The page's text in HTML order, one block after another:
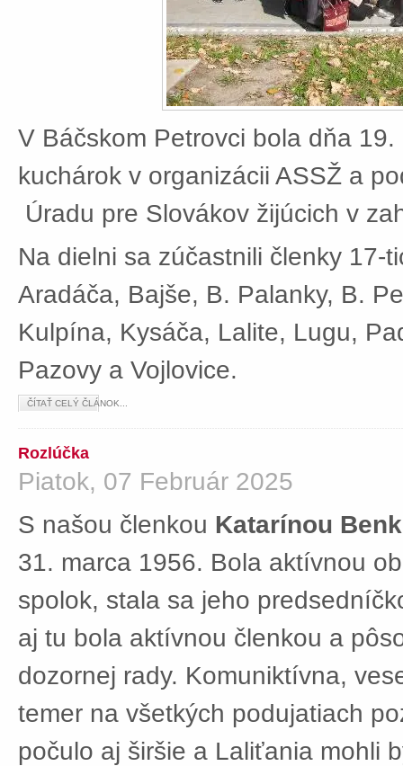
V Báčskom Petrovci bola dňa
kuchárok v organizácii ASSŽ a
Úradu pre Slovákov žijúcich v
Na dielni sa zúčastnili členky 17-
Aradáča, Bajše, B. Palanky, B.
Kulpína, Kysáča, Lalite, Lugu,
Pazovy a Vojlovice.
ČÍTAŤ CELÝ ČLÁNOK...
Rozlúčka
Piatok, 07 Február 2025
S našou členkou Katarínou
31. marca 1956. Bola aktívnou
spolok, stala sa jeho
aj tu bola aktívnou členkou a
dozornej rady. Komuniktívna,
temer na všetkých podujatiach
počulo aj širšie a Laliťania mohli